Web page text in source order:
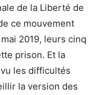
de la Liberté de
ce mouvement
2019, leurs cinq
prison. Et la
les difficultés
la version des